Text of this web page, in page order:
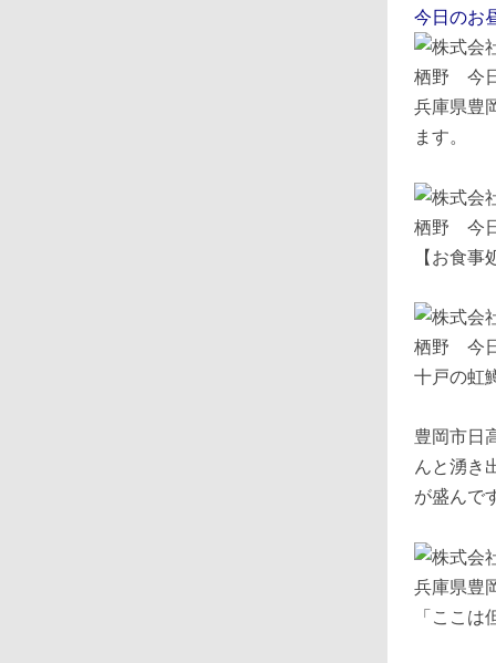
今日のお
兵庫県豊
ます。
【お食
十戸の虹
豊岡市日
んと湧き
が盛んで
兵庫県豊
「ここ